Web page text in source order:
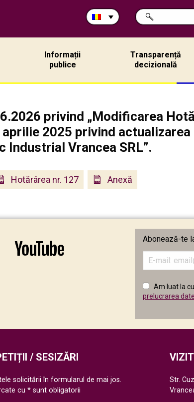
Caută
în
CAUTĂ
Informații
publice
Transparență
decizională
privind „Modificarea
aprilie 2025 privind
Industrial Vrancea SRL”.
Hotărârea nr. 127 Anexă
Abonează-te
adresa
email
în
câmpul
Am luat la
prelucrarea
Str.
/ SESIZĂRI
solicitării în formularul de mai jos.
cu * sunt obligatorii